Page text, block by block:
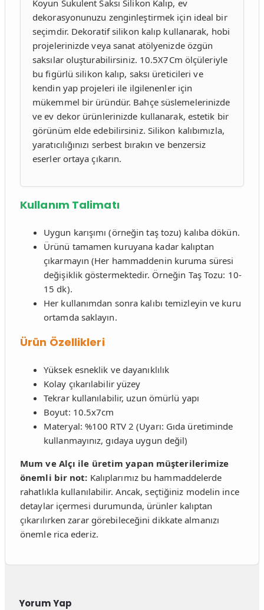
Koyun Sukulent Saksı Silikon Kalıp, ev
dekorasyonunuzu zenginleştirmek için ideal bir
seçimdir. Dekoratif silikon kalıp kullanarak, hobi
projelerinizde veya sanat atölyenizde özgün
saksılar oluşturabilirsiniz. 10.5X7Cm ölçüleriyle
bu figürlü silikon kalıp, saksı üreticileri ve
kendin yap projeleri ile ilgilenenler için
mükemmel bir üründür. Bahçe süslemelerinizde
ve ev dekor ürünlerinizde kullanarak, estetik bir
görünüm elde edebilirsiniz. Silikon kalıbımızla,
yaratıcılığınızı serbest bırakın ve benzersiz
eserler ortaya çıkarın.
Kullanım Talimatı
Uygun karışımı (örneğin taş tozu) kalıba dökün.
Ürünü tamamen kuruyana kadar kalıptan
çıkarmayın (Her hammaddenin kuruma süresi
değişiklik göstermektedir. Örneğin Taş Tozu: 10-
15 dk).
Her kullanımdan sonra kalıbı temizleyin ve kuru
ortamda saklayın.
Ürün Özellikleri
Yüksek esneklik ve dayanıklılık
Kolay çıkarılabilir yüzey
Tekrar kullanılabilir, uzun ömürlü yapı
Boyut: 10.5x7cm
Materyal: %100 RTV 2 (Uyarı: Gıda üretiminde
kullanmayınız, gıdaya uygun değil)
Mum ve Alçı ile üretim yapan müşterilerimize
önemli bir not: Kalıplarımız bu hammaddelerde
rahatlıkla kullanılabilir. Ancak, seçtiğiniz modelin ince
detaylar içermesi durumunda, ürünler kalıptan
çıkarılırken zarar görebileceğini dikkate almanızı
önemle rica ederiz.
Yorum Yap